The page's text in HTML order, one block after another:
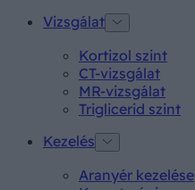
Vizsgálat
Kortizol szint
CT-vizsgálat
MR-vizsgálat
Triglicerid szint
Kezelés
Aranyér kezelése